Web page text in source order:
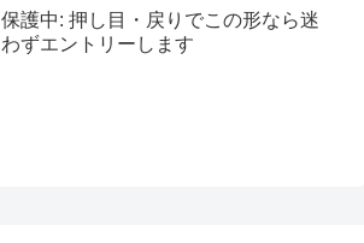
保護中: 押し目・戻りでこの形なら迷
わずエントリーします